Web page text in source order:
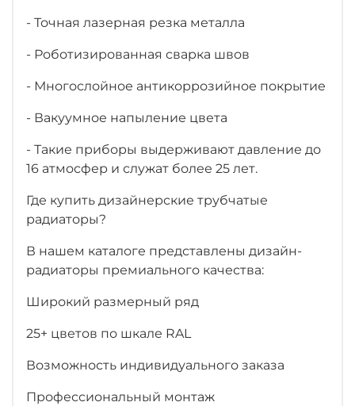
- Точная лазерная резка металла
- Роботизированная сварка швов
- Многослойное антикоррозийное покрытие
- Вакуумное напыление цвета
- Такие приборы выдерживают давление до
16 атмосфер и служат более 25 лет.
Где купить дизайнерские трубчатые
радиаторы?
В нашем каталоге представлены дизайн-
радиаторы премиального качества:
Широкий размерный ряд
25+ цветов по шкале RAL
Возможность индивидуального заказа
Профессиональный монтаж